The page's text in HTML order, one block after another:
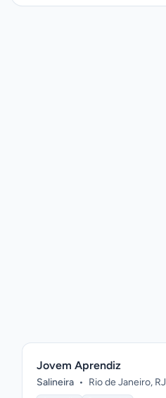
Jovem Aprendiz
Salineira • Rio de Janeiro, RJ